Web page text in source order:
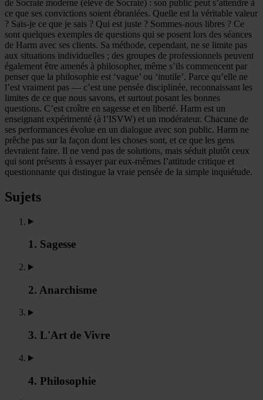
de Socrate moderne (élève de Socrate) : son public peut s’attendre à
ce que ses convictions soient ébranlées. Quelle est la véritable valeur
? Sais-je ce que je sais ? Qui est juste ? Sommes-nous libres ? Ce
sont quelques exemples de questions qui se posent lors des séances
de Harm avec ses clients. Sa méthode, cependant, ne se limite pas
aux situations individuelles ; des groupes de professionnels peuvent
également être amenés à philosopher, même s’ils commencent par
penser que la philosophie est ‘vague’ ou ‘inutile’. Parce qu’elle ne
l’est vraiment pas — c’est une pensée disciplinée, reconnaissant les
limites de ce que nous savons, et surtout posant les bonnes
questions. C’est croître en sagesse et en liberté. Harm est un
enseignant expérimenté (à l’ISVW) et un modérateur. Chacune de
ses performances évolue en un dialogue avec son public. Harm ne
prêche pas sur la façon dont les choses sont, et ce que les gens
devraient faire. Il ne vend pas de solutions, mais séduit plutôt ceux
qui sont présents à essayer par eux-mêmes l’attitude critique et
questionnante qui distingue la vraie pensée de la simple inquiétude.
Sujets
1. Sagesse
2. Anarchisme
3. L'Art de Vivre
4. Philosophie